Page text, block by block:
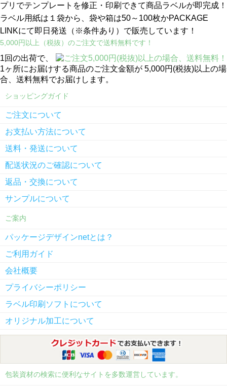
プリでテンプレートを修正・印刷できて商品ラベルが即完成！
ラベル用紙は１袋から、袋や箱は50～100枚かPACKAGE
LINKにて即日発送 （※条件あり） で販売しています！
5,000円以上（税抜）のご注文で送料無料です！
1回の出荷で、
1ヶ所にお届けする商品のご注文金額が 5,000円(税抜)以上の場
合、送料無料でお届けします。
ショッピングガイド
ご注文について
お支払い方法について
送料・発送について
配送状況のご確認について
返品・交換について
サンプルについて
ご案内
パッケージデザインnetとは？
ご利用ガイド
会社概要
プライバシーポリシー
ラベル印刷ソフトについて
オリジナル加工について
包装資材の検索に便利なサイトを多数運営しています。